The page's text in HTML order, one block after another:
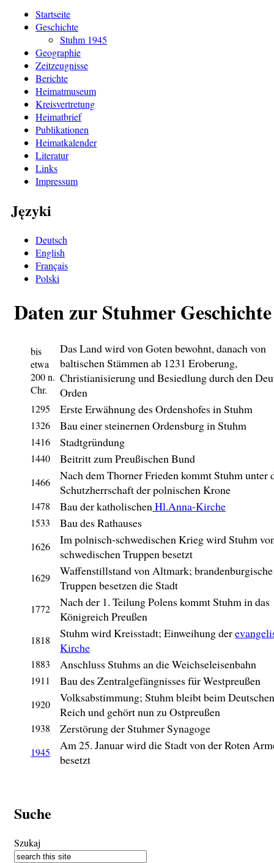
Startseite
Geschichte
Stuhm 1945
Geographie
Zeitzeugnisse
Berichte
Heimatmuseum
Kreisvertretung
Heimatbrief
Publikationen
Heimatkalender
Literatur
Links
Impressum
Języki
Deutsch
English
Français
Polski
Daten zur Stuhmer Geschichte
bis
etwa
200 n.
Chr.
Das Land wird von Goten bewohnt, danach von
baltischen Stämmen ab 1231 Eroberung,
Christianisierung und Besiedlung durch den
Orden
1295 Erste Erwähnung des Ordenshofes in Stuhm
1326 Bau einer steinernen Ordensburg in Stuhm
1416 Stadtgründung
1440 Beitritt zum Preußischen Bund
1466
Nach dem Thorner Frieden kommt Stuhm unter
Schutzherrschaft der polnischen Krone
1478 Bau der katholischen Hl.Anna-Kirche
1533 Bau des Rathauses
1626
Im polnisch-schwedischen Krieg wird Stuhm
schwedischen Truppen besetzt
1629
Waffenstillstand von Altmark; brandenburgische
Truppen besetzen die Stadt
1772
Nach der 1. Teilung Polens kommt Stuhm in das
Königreich Preußen
1818 Stuhm wird Kreisstadt; Einweihung der
Kirche
1883 Anschluss Stuhms an die Weichseleisenbahn
1911 Bau des Zentralgefängnisses für Westpreußen
1920
Volksabstimmung; Stuhm bleibt beim
Reich und gehört nun zu Ostpreußen
1938 Zerstörung der Stuhmer Synagoge
1945
Am 25. Januar wird die Stadt von der Roten
besetzt
Suche
Szukaj